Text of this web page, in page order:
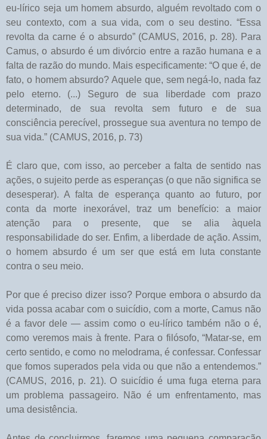
eu-lírico seja um homem absurdo, alguém revoltado com o
seu contexto, com a sua vida, com o seu destino. “Essa
revolta da carne é o absurdo” (CAMUS, 2016, p. 28). Para
Camus, o absurdo é um divórcio entre a razão humana e a
falta de razão do mundo. Mais especificamente: “O que é, de
fato, o homem absurdo? Aquele que, sem negá-lo, nada faz
pelo eterno. (...) Seguro de sua liberdade com prazo
determinado, de sua revolta sem futuro e de sua
consciência perecível, prossegue sua aventura no tempo de
sua vida.” (CAMUS, 2016, p. 73)
É claro que, com isso, ao perceber a falta de sentido nas
ações, o sujeito perde as esperanças (o que não significa se
desesperar). A falta de esperança quanto ao futuro, por
conta da morte inexorável, traz um benefício: a maior
atenção para o presente, que se alia àquela
responsabilidade do ser. Enfim, a liberdade de ação. Assim,
o homem absurdo é um ser que está em luta constante
contra o seu meio.
Por que é preciso dizer isso? Porque embora o absurdo da
vida possa acabar com o suicídio, com a morte, Camus não
é a favor dele — assim como o eu-lírico também não o é,
como veremos mais à frente. Para o filósofo, “Matar-se, em
certo sentido, e como no melodrama, é confessar. Confessar
que fomos superados pela vida ou que não a entendemos.”
(CAMUS, 2016, p. 21). O suicídio é uma fuga eterna para
um problema passageiro. Não é um enfrentamento, mas
uma desistência.